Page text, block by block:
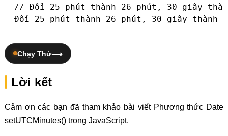
// Đổi 25 phút thành 26 phút, 30 giây
Đổi 25 phút thành 26 phút, 30 giây thành
Chạy Thử
Lời kết
Cảm ơn các bạn đã tham khảo bài viết Phương thức Date
setUTCMinutes() trong JavaScript.